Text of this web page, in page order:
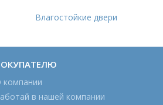
Влагостойкие двери
компании
в нашей компании